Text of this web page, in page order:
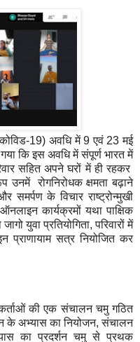
(कोविड-19) अवधि में 9 एवं 23 मई
कि इस अवधि में संपूर्ण भारत में
सहित अपने घरों में ही रहकर
उनमें रोगनिरोधक क्षमता बढ़ाने
समर्पण के विचार राष्ट्रोन्मुखी
कार्यक्रमों यथा पाक्षिक
युवा प्रतियोगिता, परिवारों में
प्राणायाम सत्र नियोजित कर
की एक संचालन चमु गठित
के अभ्यास का नियोजन, संचालन
का प्रदर्शन चमु से प्रथक